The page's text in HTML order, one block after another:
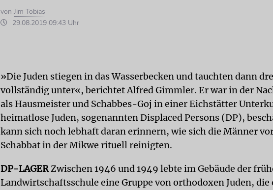
von Jim Tobias
29.08.2019 09:43 Uhr
»Die Juden stiegen in das Wasserbecken und tauchten dann
vollständig unter«, berichtet Alfred Gimmler. Er war in der
als Hausmeister und Schabbes-Goj in einer Eichstätter
heimatlose Juden, sogenannten Displaced Persons (DP),
kann sich noch lebhaft daran erinnern, wie sich die Männer
Schabbat in der Mikwe rituell reinigten.
DP-LAGERZwischen 1946 und 1949 lebte im Gebäude der
Landwirtschaftsschule eine Gruppe von orthodoxen Juden, die